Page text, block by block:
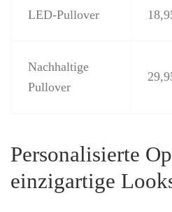
LED-Pullover
Nachhaltige
Pullover
Personalisierte
einzigartige